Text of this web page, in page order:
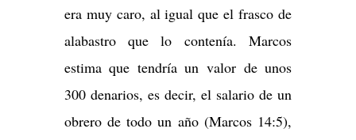
era muy caro, al igual que el frasco de
alabastro que lo contenía. Marcos
estima que tendría un valor de unos
300 denarios, es decir, el salario de un
obrero de todo un año (Marcos 14:5),